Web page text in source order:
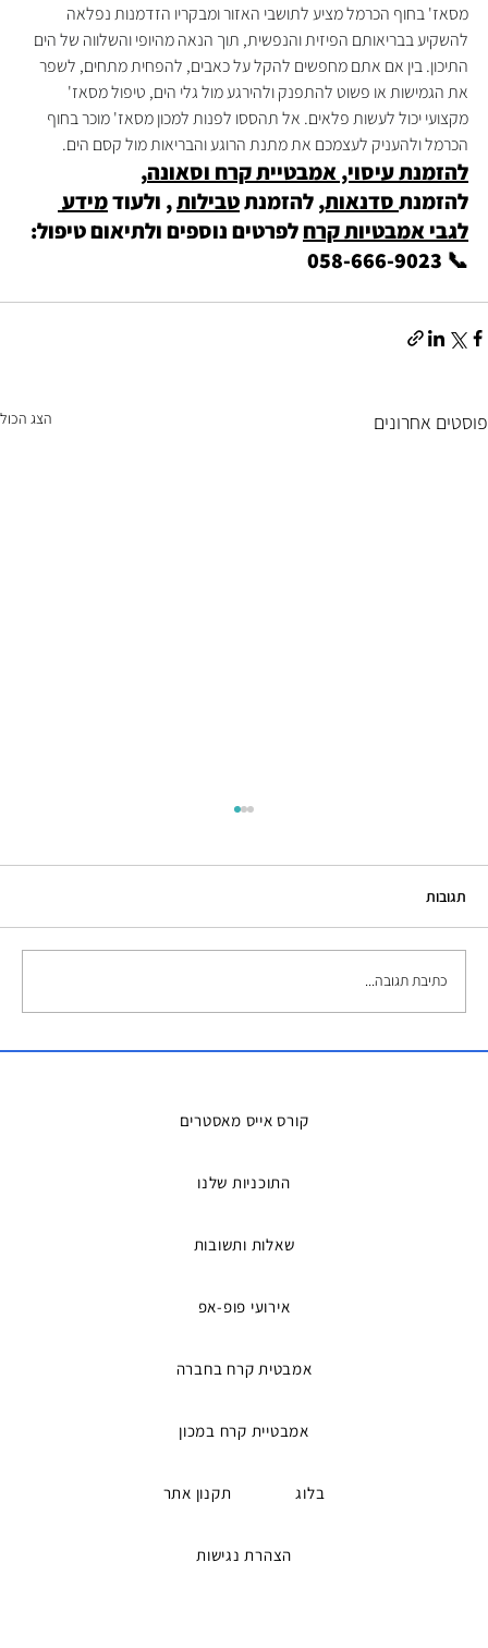
מסאז' בחוף הכרמל מציע לתושבי האזור ומבקריו הזדמנות נפלאה
להשקיע בבריאותם הפיזית והנפשית, תוך הנאה מהיופי והשלווה של הים
התיכון. בין אם אתם מחפשים להקל על כאבים, להפחית מתחים, לשפר
את הגמישות או פשוט להתפנק ולהירגע מול גלי הים, טיפול מסאז'
מקצועי יכול לעשות פלאים. אל תהססו לפנות למכון מסאז' מוכר בחוף
הכרמל ולהעניק לעצמכם את מתנת הרוגע והבריאות מול קסם הים.
להזמנת עיסוי, אמבטיית קרח וסאונה,
להזמנת סדנאות, להזמנת טבילות , ולעוד מידע
לגבי אמבטיות קרח לפרטים נוספים ולתיאום טיפול:
📞 058-666-9023
פוסטים אחרונים הצג הכול
תגובות
כתיבת תגובה...
קורס אייס מאסטרים
התוכניות שלנו
שאלות ותשובות
אירועי פופ-אפ
אמבטית קרח בחברה
אמבטיית קרח במכון
בלוג תקנון אתר
הצהרת נגישות